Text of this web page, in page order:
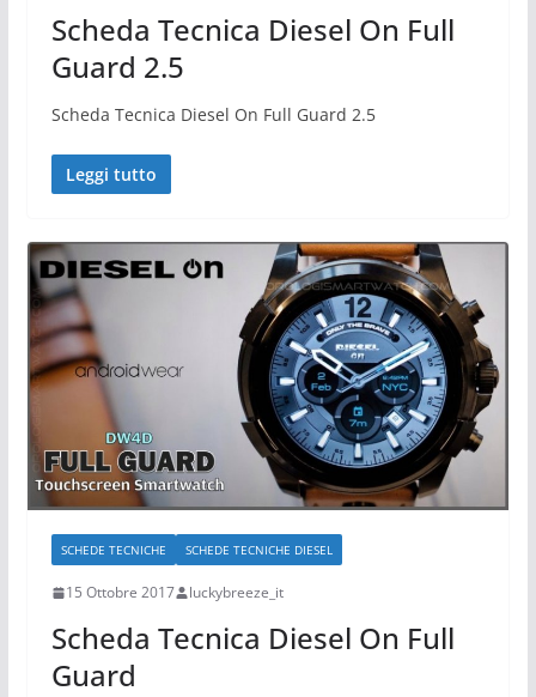
Scheda Tecnica Diesel On Full
Guard 2.5
Scheda Tecnica Diesel On Full Guard 2.5
Leggi tutto
SCHEDE TECNICHE SCHEDE TECNICHE DIESEL
15 Ottobre 2017 luckybreeze_it
Scheda Tecnica Diesel On Full
Guard